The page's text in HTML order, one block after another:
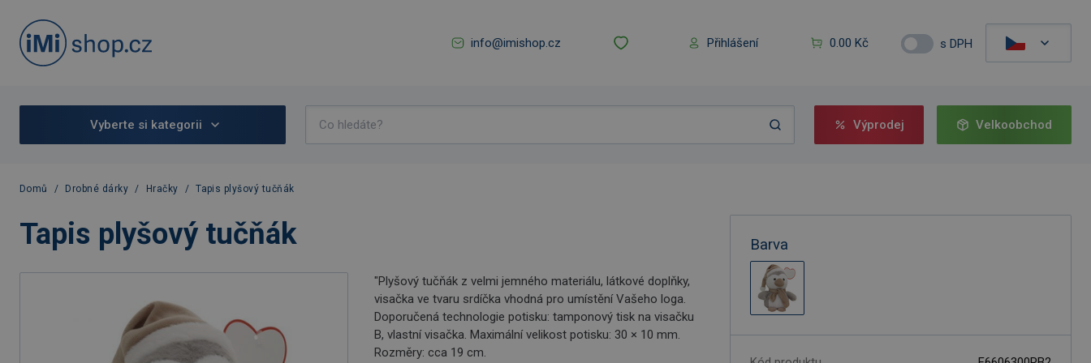
info@imishop.cz Přihlášení 0.00 Kč s DPH
Vyberte si kategorii Výprodej Velkoobchod
Domů / Drobné dárky / Hračky / Tapis plyšový tučňák
Tapis plyšový tučňák
"Plyšový tučňák z velmi jemného materiálu, látkové doplňky,
visačka ve tvaru srdíčka vhodná pro umístění Vašeho loga.
Doporučená technologie potisku: tamponový tisk na visačku
B, vlastní visačka. Maximální velikost potisku: 30 × 10 mm.
Rozměry: cca 19 cm.
Barva